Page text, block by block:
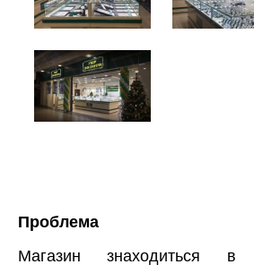
Проблема
Магазин знаходиться в